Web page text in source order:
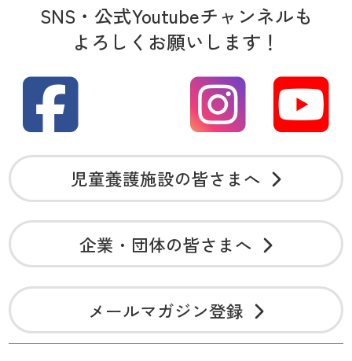
SNS・公式Youtubeチャンネルも
よろしくお願いします！
児童養護施設の皆さまへ
企業・団体の皆さまへ
メールマガジン登録